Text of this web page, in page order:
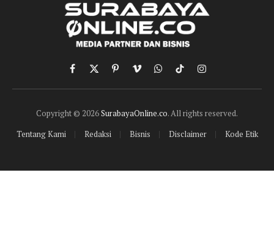
Facebook
X
(Twitter)
PinterestVimeoWhatsApp
TikTokInstagram
Copyright © 2026SurabayaOnline.co. All rights reserved.
Tentang Kami
Redaksi Bisnis Disclaimer Kode Etik